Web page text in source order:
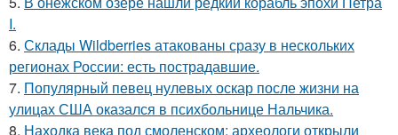
I.
6. Склады Wildberries атакованы сразу в нескольких
регионах России: есть пострадавшие.
7. Популярный певец нулевых оскар после жизни на
улицах США оказался в психбольнице Нальчика.
8. Находка века под смоленском: археологи открыли